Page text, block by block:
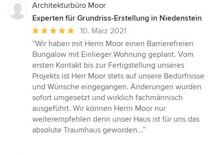
Architekturbüro Moor
Experten für Grundriss-Erstellung in Niedenstein
Durchschnittliche
Bewertung:
5
von
5
Sternen
10. März 2021
“Wir haben mit Herrn Moor einen Barrierefreien
Bungalow mit Einlieger Wohnung geplant. Vom
ersten Kontakt bis zur Fertigstellung unseres
Projekts ist Herr Moor stets auf unsere Bedürfnisse
und Wünsche eingegangen. Änderungen wurden
sofort umgesetzt und wirklich fachmännisch
ausgeführt. Wir können Herrn Moor nur
weiterempfehlen denn unser Haus ist für uns das
absolute Traumhaus geworden...”